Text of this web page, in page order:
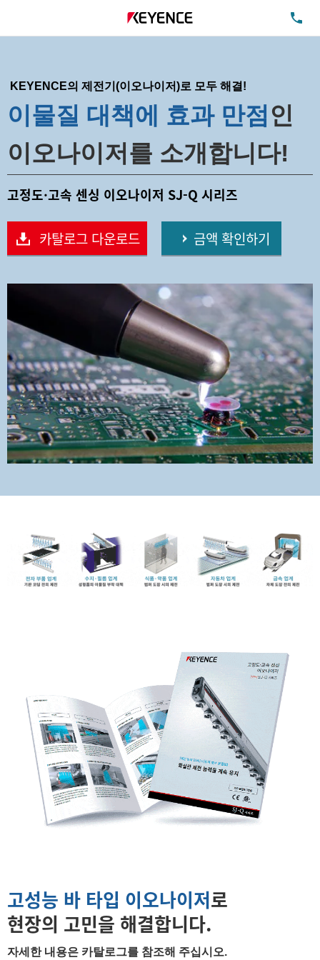
KEYENCE의 제전기(이오나이저)로 모두 해결!
이물질 대책에 효과 만점 인
이오나이저를 소개합니다!
고정도·고속 센싱 이오나이저 SJ-Q 시리즈
카탈로그 다운로드 금액 확인하기
고성능 바 타입 이오나이저로
현장의 고민을 해결합니다.
자세한 내용은 카탈로그를 참조해 주십시오.